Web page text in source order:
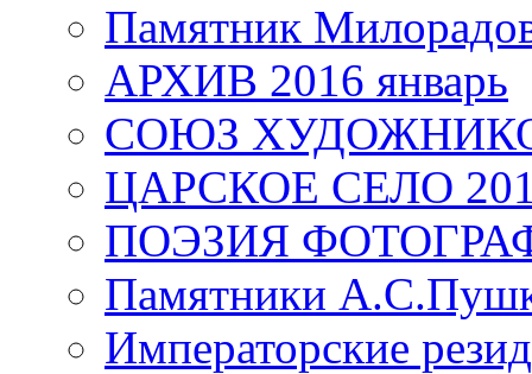
Памятник
АРХИВ 2016 январь
СОЮЗ
ЦАРСКОЕ СЕЛО
ПОЭЗИЯ
Памятники
Императорские